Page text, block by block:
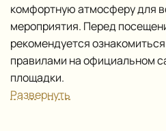
комфортную атмосферу для
мероприятия. Перед
рекомендуется
правилами на официальном
площадки.
Развернуть